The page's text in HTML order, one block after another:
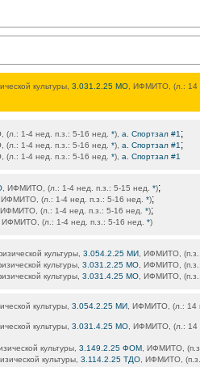
культуры, 3.031.2.25 МО, ИФМИТО, (л.: 14
(л.: 1-4 нед. п.з.: 5-16 нед. *), а. Спортзал #1 ;
(л.: 1-4 нед. п.з.: 5-16 нед. *), а. Спортзал #1 ;
1-4 нед. п.з.: 5-16 нед. *), а. Спортзал #1
, ИФМИТО, (л.: 1-4 нед. п.з.: 5-15 нед. *);
, ИФМИТО, (л.: 1-4 нед. п.з.: 5-16 нед. *);
(л.: 1-4 нед. п.з.: 5-16 нед. *);
ИФМИТО, (л.: 1-4 нед. п.з.: 5-16 нед. *)
культуры, 3.054.2.25 МИ, ИФМИТО, (п.з.:
культуры, 3.031.2.25 МО , ИФМИТО,
культуры, 3.031.4.25 МО , ИФМИТО,
культуры, 3.054.2.25 МИ , ИФМИТО, (л.: 14
культуры, 3.031.4.25 МО, ИФМИТО, (л.: 14
культуры, 3.149.2.25 ФОМ , ИФМИТО,
культуры, 3.114.2.25 ТДО , ИФМИТО,